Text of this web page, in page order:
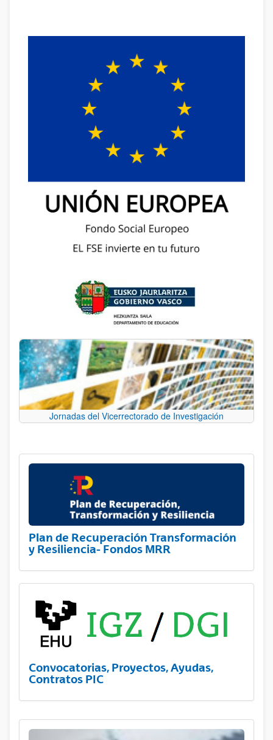
Jornadas del Vicerrectorado de Investigación
Plan de Recuperación Transformación
y Resiliencia- Fondos MRR
Convocatorias, Proyectos, Ayudas,
Contratos PIC